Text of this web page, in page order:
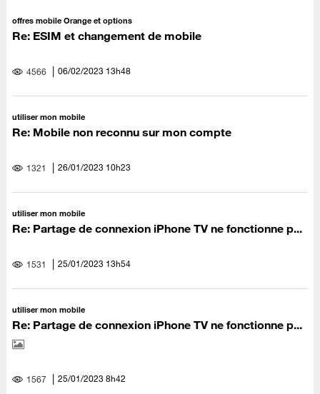
offres mobile Orange et options
Re: ESIM et changement de mobile
4566 ‎06/02/2023 13h48
utiliser mon mobile
Re: Mobile non reconnu sur mon compte
1321 ‎26/01/2023 10h23
utiliser mon mobile
Re: Partage de connexion iPhone TV ne fonctionne p...
1531 ‎25/01/2023 13h54
utiliser mon mobile
Re: Partage de connexion iPhone TV ne fonctionne p...
1567 ‎25/01/2023 8h42